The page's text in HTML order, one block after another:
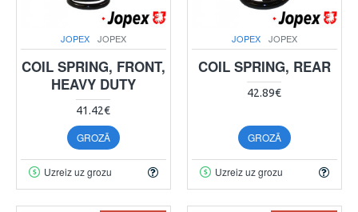
JOPEX JOPEX
COIL SPRING, FRONT,
HEAVY DUTY
41.42€
GROZĀ
Uzreiz uz grozu
JOPEX JOPEX
COIL SPRING, REAR
42.89€
GROZĀ
Uzreiz uz grozu